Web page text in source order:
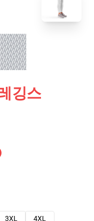
깅스
3XL 4XL